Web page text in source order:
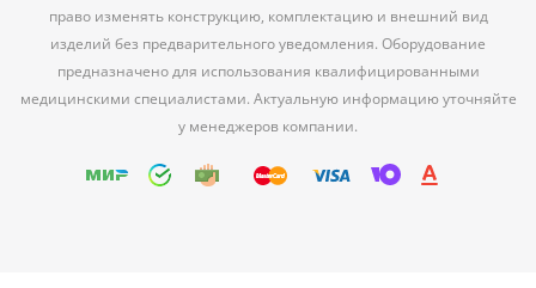
право изменять конструкцию, комплектацию и внешний вид
изделий без предварительного уведомления. Оборудование
предназначено для использования квалифицированными
медицинскими специалистами. Актуальную информацию уточняйте
у менеджеров компании.